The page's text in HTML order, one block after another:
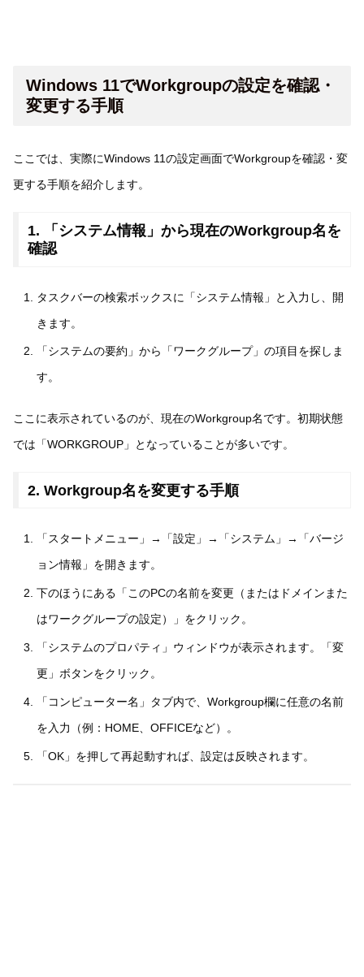
Windows 11でWorkgroupの設定を確認・
変更する手順
ここでは、実際にWindows 11の設定画面でWorkgroupを確認・変
更する手順を紹介します。
1. 「システム情報」から現在のWorkgroup名を
確認
タスクバーの検索ボックスに「システム情報」と入力し、開
きます。
「システムの要約」から「ワークグループ」の項目を探しま
す。
ここに表示されているのが、現在のWorkgroup名です。初期状態
では「WORKGROUP」となっていることが多いです。
2. Workgroup名を変更する手順
「スタートメニュー」→「設定」→「システム」→「バージ
ョン情報」を開きます。
下のほうにある「このPCの名前を変更（またはドメインまた
はワークグループの設定）」をクリック。
「システムのプロパティ」ウィンドウが表示されます。「変
更」ボタンをクリック。
「コンピューター名」タブ内で、Workgroup欄に任意の名前
を入力（例：HOME、OFFICEなど）。
「OK」を押して再起動すれば、設定は反映されます。